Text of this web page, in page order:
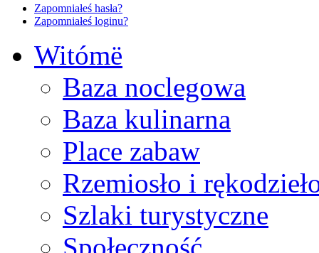
Zapomniałeś hasła?
Zapomniałeś loginu?
Witómë
Baza noclegowa
Baza kulinarna
Place zabaw
Rzemiosło i
Szlaki turystyczne